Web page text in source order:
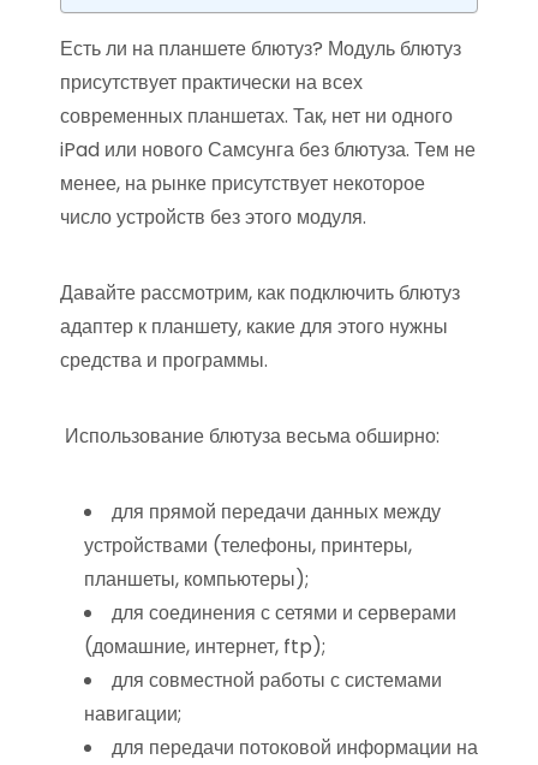
Есть ли на планшете блютуз? Модуль блютуз
присутствует практически на всех
современных планшетах. Так, нет ни одного
iPad или нового Самсунга без блютуза. Тем не
менее, на рынке присутствует некоторое
число устройств без этого модуля.
Давайте рассмотрим, как подключить блютуз
адаптер к планшету, какие для этого нужны
средства и программы.
Использование блютуза весьма обширно:
для прямой передачи данных между
устройствами (телефоны, принтеры,
планшеты, компьютеры);
для соединения с сетями и серверами
(домашние, интернет, ftp);
для совместной работы с системами
навигации;
для передачи потоковой информации на